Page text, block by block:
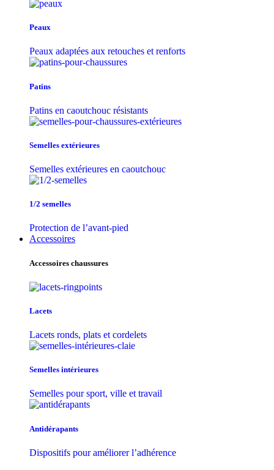
Peaux
Peaux adaptées aux retouches et renforts
Patins
Patins en caoutchouc résistants
Semelles extérieures
Semelles extérieures en caoutchouc
1/2 semelles
Protection de l’avant-pied
Accessoires
Accessoires chaussures
Lacets
Lacets ronds, plats et cordelets
Semelles intérieures
Semelles pour sport, ville et travail
Antidérapants
Dispositifs pour améliorer l’adhérence